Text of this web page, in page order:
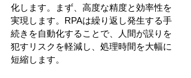
化します。まず、高度な精度と効率性を
実現します。RPAは繰り返し発生する手
続きを自動化することで、人間が誤りを
犯すリスクを軽減し、処理時間を大幅に
短縮します。